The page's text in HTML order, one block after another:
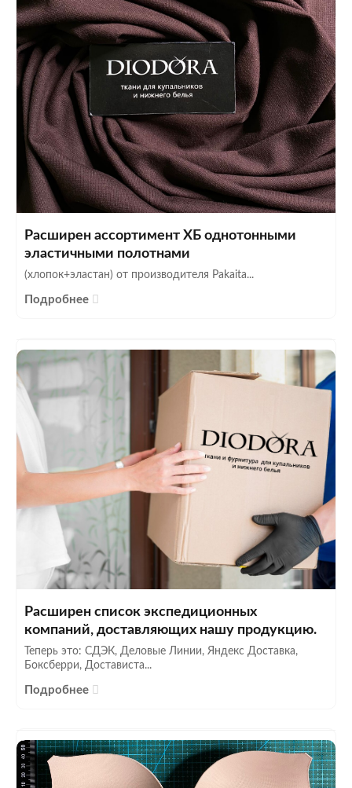
Расширен ассортимент ХБ однотонными
эластичными полотнами
(хлопок+эластан) от производителя Pakaita...
Подробнее
Расширен список экспедиционных
компаний, доставляющих нашу продукцию.
Теперь это: СДЭК, Деловые Линии, Яндекс Доставка,
Боксберри, Достависта...
Подробнее